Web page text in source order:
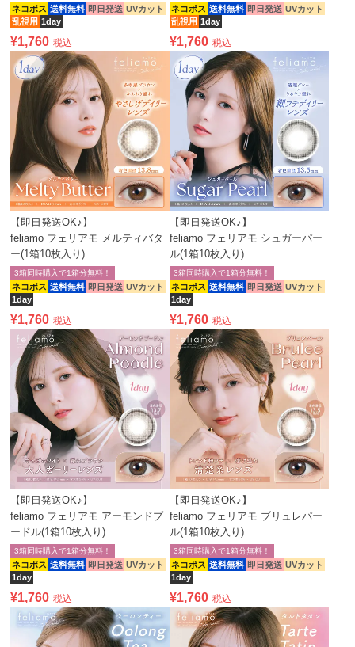
ネコポス 送料無料 即日発送 UVカット
乱視用 1day
¥1,760 税込
ネコポス 送料無料 即日発送 UVカット
乱視用 1day
¥1,760 税込
【即日発送OK♪】
feliamo フェリアモ メルティバタ
ー(1箱10枚入り)
ネコポス 送料無料 即日発送 UVカット
1day
3箱同時購入で1箱分無料！
¥1,760 税込
【即日発送OK♪】
feliamo フェリアモ シュガーパー
ル(1箱10枚入り)
ネコポス 送料無料 即日発送 UVカット
1day
3箱同時購入で1箱分無料！
¥1,760 税込
【即日発送OK♪】
feliamo フェリアモ アーモンドプ
ードル(1箱10枚入り)
ネコポス 送料無料 即日発送 UVカット
1day
3箱同時購入で1箱分無料！
¥1,760 税込
【即日発送OK♪】
feliamo フェリアモ ブリュレパー
ル(1箱10枚入り)
ネコポス 送料無料 即日発送 UVカット
1day
3箱同時購入で1箱分無料！
¥1,760 税込